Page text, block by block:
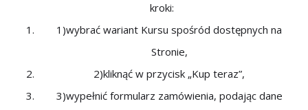
kroki:
1)wybrać wariant Kursu spośród dostępnych na
Stronie,
2)kliknąć w przycisk „Kup teraz”,
3)wypełnić formularz zamówienia, podając dane